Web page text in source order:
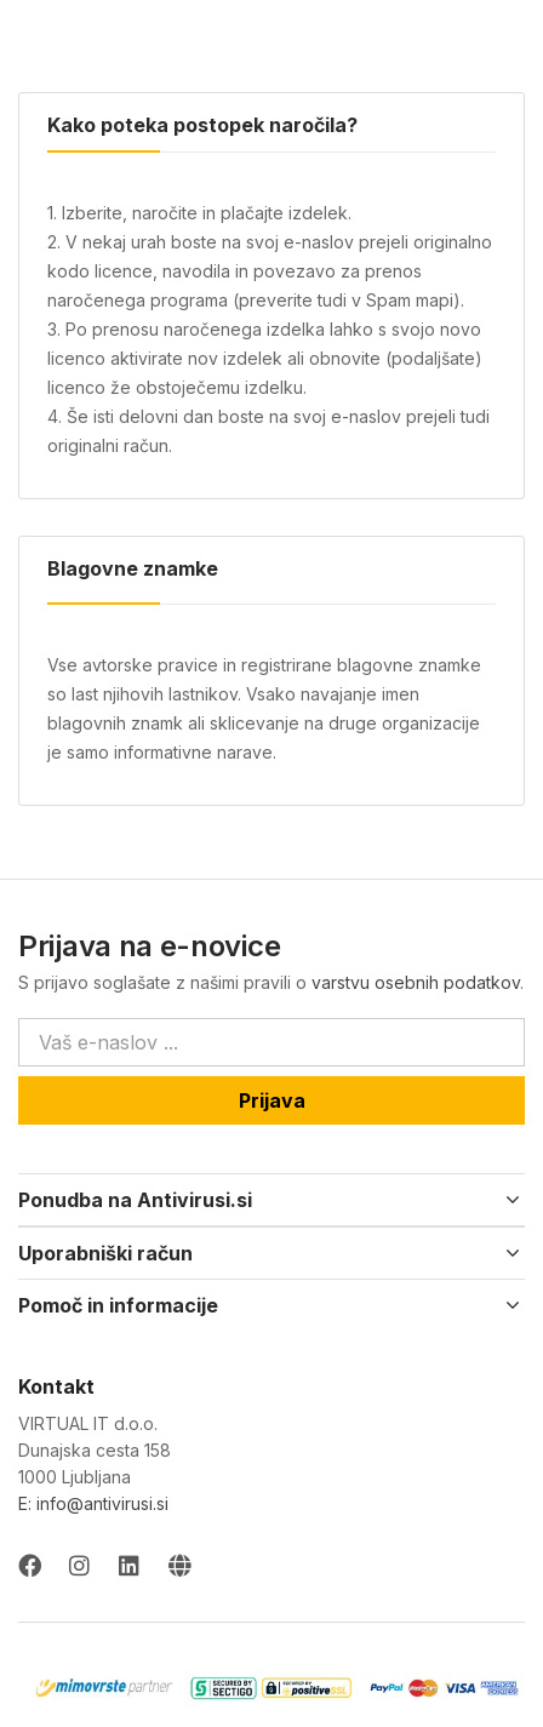
Kako poteka postopek naročila?
1. Izberite, naročite in plačajte izdelek.
2. V nekaj urah boste na svoj e-naslov prejeli originalno
kodo licence, navodila in povezavo za prenos
naročenega programa (preverite tudi v Spam mapi).
3. Po prenosu naročenega izdelka lahko s svojo novo
licenco aktivirate nov izdelek ali obnovite (podaljšate)
licenco že obstoječemu izdelku.
4. Še isti delovni dan boste na svoj e-naslov prejeli tudi
originalni račun.
Blagovne znamke
Vse avtorske pravice in registrirane blagovne znamke
so last njihovih lastnikov. Vsako navajanje imen
blagovnih znamk ali sklicevanje na druge organizacije
je samo informativne narave.
Prijava na e-novice
S prijavo soglašate z našimi pravili o varstvu osebnih podatkov.
Prijava
Ponudba na Antivirusi.si
Uporabniški račun
Pomoč in informacije
Kontakt
VIRTUAL IT d.o.o.
Dunajska cesta 158
1000 Ljubljana
E: info@antivirusi.si